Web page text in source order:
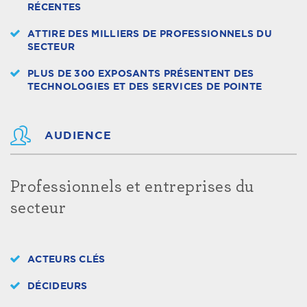
RÉCENTES
ATTIRE DES MILLIERS DE PROFESSIONNELS DU
SECTEUR
PLUS DE 300 EXPOSANTS PRÉSENTENT DES
TECHNOLOGIES ET DES SERVICES DE POINTE
AUDIENCE
Professionnels et entreprises du
secteur
ACTEURS CLÉS
DÉCIDEURS